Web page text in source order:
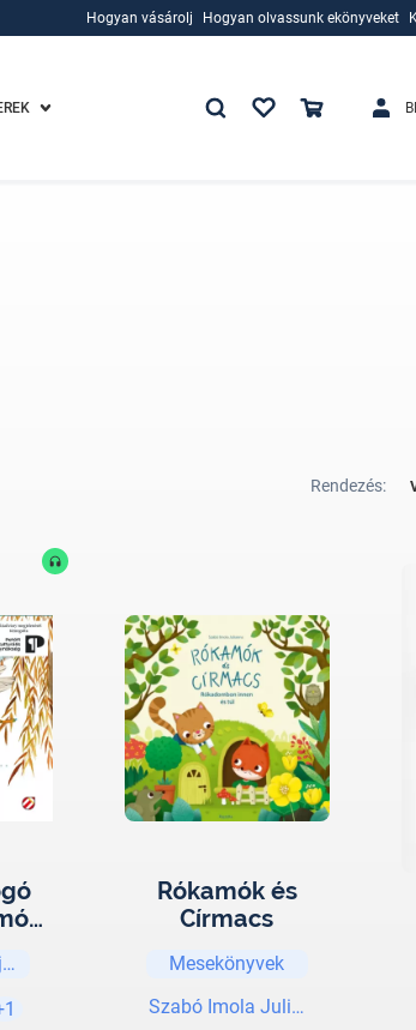
Hogyan vásárolj
Hogyan olvassunk ekönyveket
Rendezés:
Julianna
Rókamók és
Círmacs
Mesekönyvek
Szabó Imola Julianna